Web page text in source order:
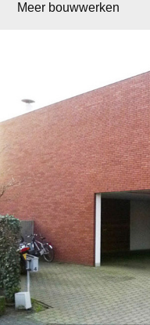
Meer bouwwerken